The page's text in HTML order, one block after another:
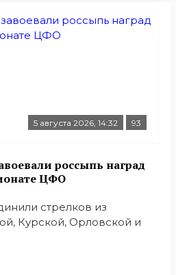
5 августа 2026, 14:32 93
россыпь наград
ЦФО
стрелков из
Курской, Орловской и